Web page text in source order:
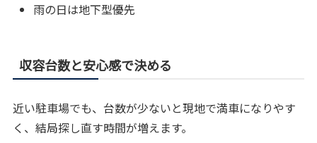
雨の日は地下型優先
収容台数と安心感で決める
近い駐車場でも、台数が少ないと現地で満車になりやす
く、結局探し直す時間が増えます。